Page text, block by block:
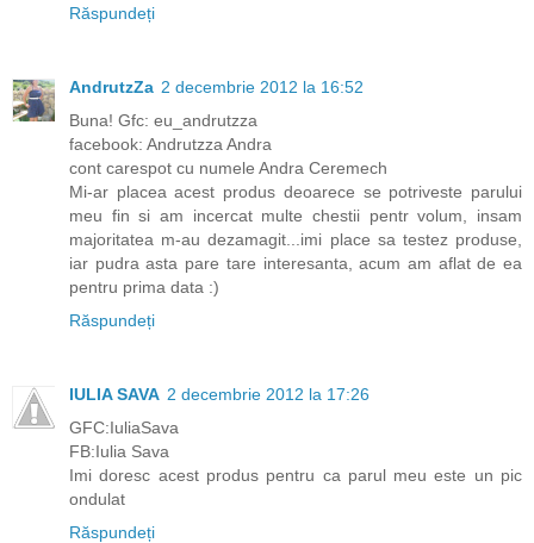
Răspundeți
AndrutzZa 2 decembrie 2012 la 16:52
Buna! Gfc: eu_andrutzza
facebook: Andrutzza Andra
cont carespot cu numele Andra Ceremech
Mi-ar placea acest produs deoarece se potriveste parului
meu fin si am incercat multe chestii pentr volum, insam
majoritatea m-au dezamagit...imi place sa testez produse,
iar pudra asta pare tare interesanta, acum am aflat de ea
pentru prima data :)
Răspundeți
IULIA SAVA 2 decembrie 2012 la 17:26
GFC:IuliaSava
FB:Iulia Sava
Imi doresc acest produs pentru ca parul meu este un pic
ondulat
Răspundeți